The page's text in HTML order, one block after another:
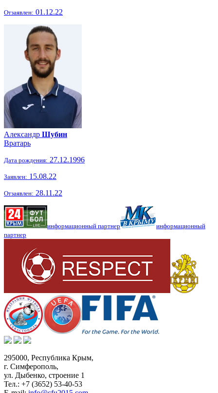
Отзаявлен: 01.12.22
Александр Шубин
Вратарь
Дата рождения: 27.12.1996
Заявлен: 15.08.22
Отзаявлен: 28.11.22
информационный партнер
информационный
партнер
295000, Республика Крым,
г. Симферополь,
ул. Дыбенко, строение 1
Тел.: +7 (3652) 53-40-53